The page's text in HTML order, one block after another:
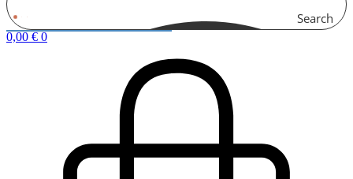
Search
0,00 € 0